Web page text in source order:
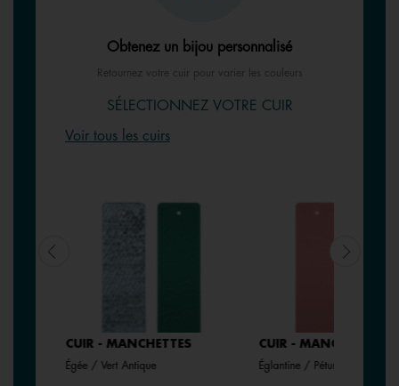
Obtenez un bijou personnalisé
Retournez votre cuir pour varier les couleurs
SÉLECTIONNEZ VOTRE CUIR
Voir tous les cuirs
CUIR - MANCHETTES
Égée / Vert Antique
CUIR - MANCHETTES
Églantine / Pétunia